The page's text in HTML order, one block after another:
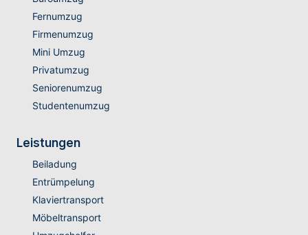
Fernumzug
Firmenumzug
Mini Umzug
Privatumzug
Seniorenumzug
Studentenumzug
Leistungen
Beiladung
Entrümpelung
Klaviertransport
Möbeltransport